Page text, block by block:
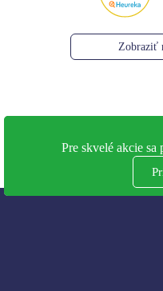
Zobraziť
Pre skvelé akcie